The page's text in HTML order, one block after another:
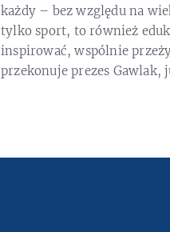
każdy – bez względu na
tylko sport, to również
inspirować, wspólnie
przekonuje prezes Gawlak,